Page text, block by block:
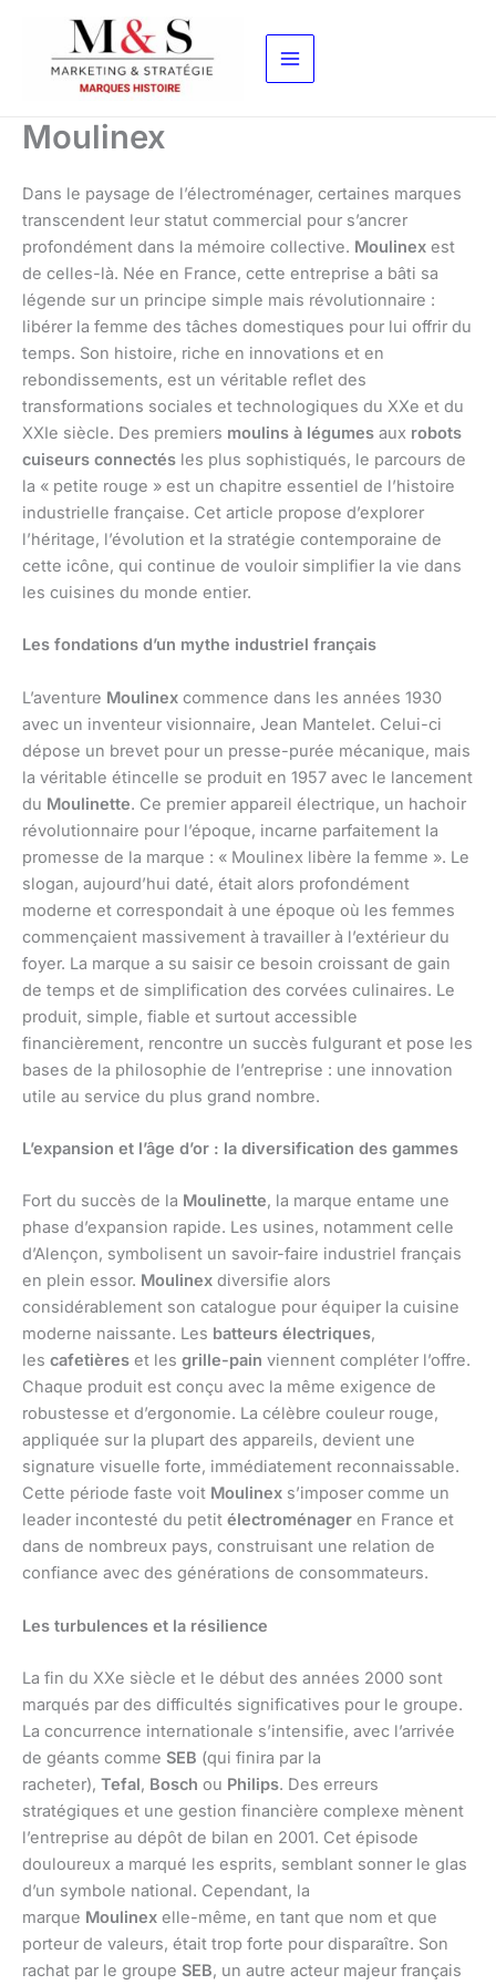
contenu
Moulinex
Dans le paysage de l’électroménager, certaines marques
transcendent leur statut commercial pour s’ancrer
profondément dans la mémoire collective. Moulinex est
de celles-là. Née en France, cette entreprise a bâti sa
légende sur un principe simple mais révolutionnaire :
libérer la femme des tâches domestiques pour lui offrir du
temps. Son histoire, riche en innovations et en
rebondissements, est un véritable reflet des
transformations sociales et technologiques du XXe et du
XXIe siècle. Des premiers moulins à légumes aux robots
cuiseurs connectés les plus sophistiqués, le parcours de
la « petite rouge » est un chapitre essentiel de l’histoire
industrielle française. Cet article propose d’explorer
l’héritage, l’évolution et la stratégie contemporaine de
cette icône, qui continue de vouloir simplifier la vie dans
les cuisines du monde entier.
Les fondations d’un mythe industriel français
L’aventure Moulinex commence dans les années 1930
avec un inventeur visionnaire, Jean Mantelet. Celui-ci
dépose un brevet pour un presse-purée mécanique, mais
la véritable étincelle se produit en 1957 avec le lancement
du Moulinette. Ce premier appareil électrique, un hachoir
révolutionnaire pour l’époque, incarne parfaitement la
promesse de la marque : « Moulinex libère la femme ». Le
slogan, aujourd’hui daté, était alors profondément
moderne et correspondait à une époque où les femmes
commençaient massivement à travailler à l’extérieur du
foyer. La marque a su saisir ce besoin croissant de gain
de temps et de simplification des corvées culinaires. Le
produit, simple, fiable et surtout accessible
financièrement, rencontre un succès fulgurant et pose les
bases de la philosophie de l’entreprise : une innovation
utile au service du plus grand nombre.
L’expansion et l’âge d’or : la diversification des gammes
Fort du succès de la Moulinette, la marque entame une
phase d’expansion rapide. Les usines, notamment celle
d’Alençon, symbolisent un savoir-faire industriel français
en plein essor. Moulinex diversifie alors
considérablement son catalogue pour équiper la cuisine
moderne naissante. Les batteurs électriques,
les cafetières et les grille-pain viennent compléter l’offre.
Chaque produit est conçu avec la même exigence de
robustesse et d’ergonomie. La célèbre couleur rouge,
appliquée sur la plupart des appareils, devient une
signature visuelle forte, immédiatement reconnaissable.
Cette période faste voit Moulinex s’imposer comme un
leader incontesté du petit électroménager en France et
dans de nombreux pays, construisant une relation de
confiance avec des générations de consommateurs.
Les turbulences et la résilience
La fin du XXe siècle et le début des années 2000 sont
marqués par des difficultés significatives pour le groupe.
La concurrence internationale s’intensifie, avec l’arrivée
de géants comme SEB (qui finira par la
racheter), Tefal, Bosch ou Philips. Des erreurs
stratégiques et une gestion financière complexe mènent
l’entreprise au dépôt de bilan en 2001. Cet épisode
douloureux a marqué les esprits, semblant sonner le glas
d’un symbole national. Cependant, la
marque Moulinex elle-même, en tant que nom et que
porteur de valeurs, était trop forte pour disparaître. Son
rachat par le groupe SEB, un autre acteur majeur français